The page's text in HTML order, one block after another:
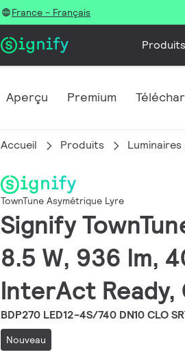
France - Français
Produits
Aperçu Premium
Accueil Produits
TownTune Asymétrique Lyre
Signify
8.5 W, 936 lm,
InterAct Ready,
BDP270 LED12-4S/740 DN10 CLO
Nouveau